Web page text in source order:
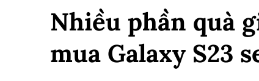
Nhiều phần quà
mua Galaxy S23